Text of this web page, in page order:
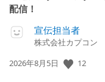
配信！
宣伝担当者
株式会社カプコン
公
2026年8月5日 12